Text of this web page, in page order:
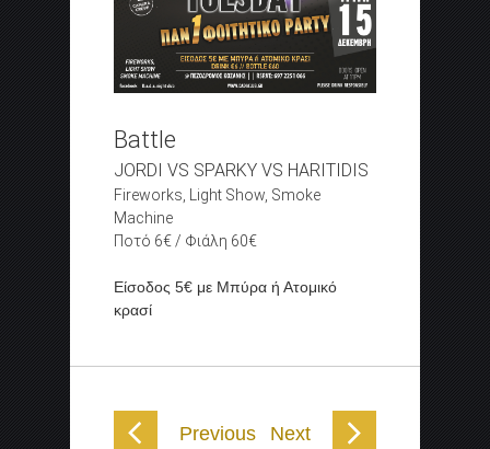
Battle
JORDI VS SPARKY VS HARITIDIS
Fireworks, Light Show, Smoke
Machine
Ποτό 6€ / Φιάλη 60€
Είσοδος 5€ με Μπύρα ή Ατομικό
κρασί
Previous Next